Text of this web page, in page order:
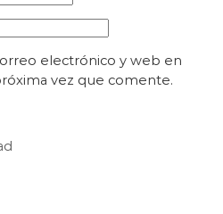
electrónico y web en
vez que comente.